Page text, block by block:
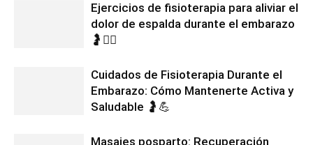
Ejercicios de fisioterapia para aliviar el
dolor de espalda durante el embarazo
🤰🧘‍♀️
Cuidados de Fisioterapia Durante el
Embarazo: Cómo Mantenerte Activa y
Saludable 🤰💪
Masajes posparto: Recuperación